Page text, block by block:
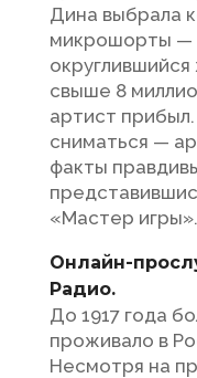
Дина выбрала
микрошорты —
свыше 8
артист
сниматься —
факты
«Мастер игры».
Онлайн-
Радио.
До 1917 года
проживало в
Несмотря на